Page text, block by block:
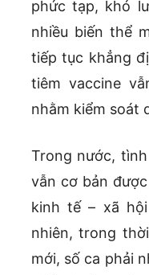
phức tạp, khó
nhiều biến thể
tiếp tục khẳng
tiêm vaccine
nhằm kiểm soát
Trong nước,
vẫn cơ bản
kinh tế – xã
nhiên, trong
mới, số ca phải